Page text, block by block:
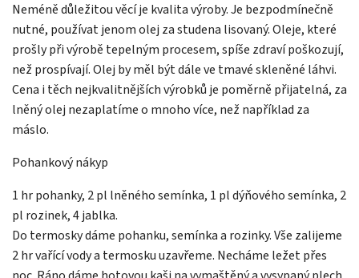
Neméně důležitou věcí je kvalita výroby. Je bezpodmínečně
nutné, používat jenom olej za studena lisovaný. Oleje, které
prošly při výrobě tepelným procesem, spíše zdraví poškozují,
než prospívají. Olej by měl být dále ve tmavé skleněné láhvi.
Cena i těch nejkvalitnějších výrobků je poměrně přijatelná, za
lněný olej nezaplatíme o mnoho více, než například za
máslo.
Pohankový nákyp
1 hr pohanky, 2 pl lněného semínka, 1 pl dýňového semínka, 2
pl rozinek, 4 jablka.
Do termosky dáme pohanku, semínka a rozinky. Vše zalijeme
2 hr vařící vody a termosku uzavřeme. Necháme ležet přes